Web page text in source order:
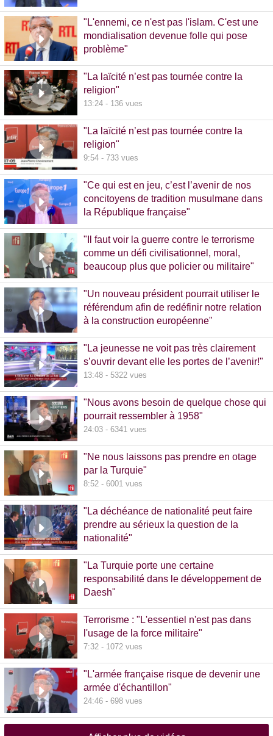
"L'ennemi, ce n'est pas l'islam. C'est une
mondialisation devenue folle qui pose
problème"
"La laïcité n’est pas tournée contre la
religion"
13:24 - 136 vues
"La laïcité n’est pas tournée contre la
religion"
9:54 - 733 vues
"Ce qui est en jeu, c’est l’avenir de nos
concitoyens de tradition musulmane dans
la République française"
"Il faut voir la guerre contre le terrorisme
comme un défi civilisationnel, moral,
beaucoup plus que policier ou militaire"
"Un nouveau président pourrait utiliser le
référendum afin de redéfinir notre relation
à la construction européenne"
"La jeunesse ne voit pas très clairement
s’ouvrir devant elle les portes de l’avenir!"
13:48 - 5322 vues
"Nous avons besoin de quelque chose qui
pourrait ressembler à 1958"
24:03 - 6341 vues
"Ne nous laissons pas prendre en otage
par la Turquie"
8:52 - 6001 vues
"La déchéance de nationalité peut faire
prendre au sérieux la question de la
nationalité"
"La Turquie porte une certaine
responsabilité dans le développement de
Daesh"
Terrorisme : "L'essentiel n'est pas dans
l'usage de la force militaire"
7:32 - 1072 vues
"L'armée française risque de devenir une
armée d'échantillon"
24:46 - 698 vues